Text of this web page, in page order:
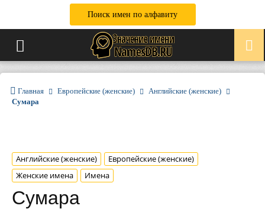
Поиск имен по алфавиту
Главная Европейские (женские)
Английские (женские)
Сумара
Английские (женские)
Европейские (женские)
Женские имена
Имена
Сумара